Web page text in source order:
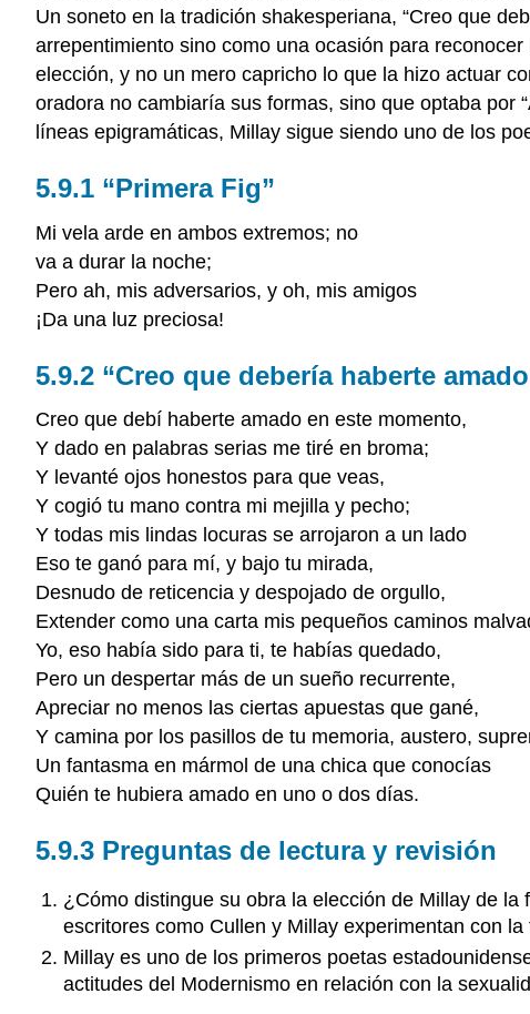
Un soneto en la tradición shakesperiana, “Creo que
arrepentimiento sino como una ocasión para
elección, y no un mero capricho lo que la hizo actuar
oradora no cambiaría sus formas, sino que optaba por
líneas epigramáticas, Millay sigue siendo uno de los
5.9.1 “Primera Fig”
Mi vela arde en ambos extremos; no
va a durar la noche;
Pero ah, mis adversarios, y oh, mis amigos
¡Da una luz preciosa!
5.9.2 “Creo que debería haberte
Creo que debí haberte amado en este momento,
Y dado en palabras serias me tiré en broma;
Y levanté ojos honestos para que veas,
Y cogió tu mano contra mi mejilla y pecho;
Y todas mis lindas locuras se arrojaron a un lado
Eso te ganó para mí, y bajo tu mirada,
Desnudo de reticencia y despojado de orgullo,
Extender como una carta mis pequeños caminos
Yo, eso había sido para ti, te habías quedado,
Pero un despertar más de un sueño recurrente,
Apreciar no menos las ciertas apuestas que gané,
Y camina por los pasillos de tu memoria, austero,
Un fantasma en mármol de una chica que conocías
Quién te hubiera amado en uno o dos días.
5.9.3 Preguntas de lectura y revisión
¿Cómo distingue su obra la elección de Millay de
escritores como Cullen y Millay experimentan con
Millay es uno de los primeros poetas
actitudes del Modernismo en relación con la